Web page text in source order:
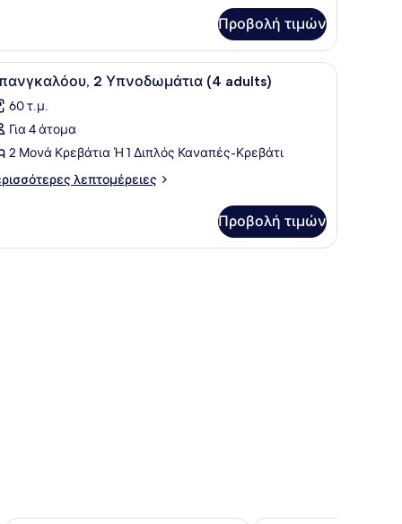
Προβολή τιμών
κρεβατάκια μωρού 1 υπνοδωμάτιο, γραφείο, δωρεάν
15 2 Υπνοδωμάτια (4 adults)
60 τ.μ.
Για 4 άτομα
2 Μονά Κρεβάτια Ή 1 Διπλός Καναπές-Κρεβάτι
λεπτομέρειες
Προβολή τιμών
κρεβατάκια μωρού